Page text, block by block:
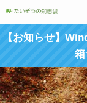
【お知らせ】
箱